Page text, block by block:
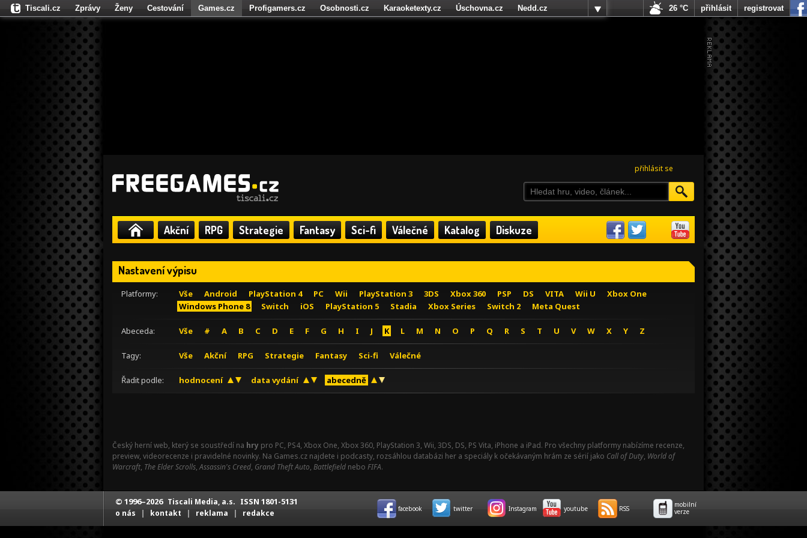
přihlásit se
Akční RPG Strategie Fantasy Sci-fi Válečné Katalog Diskuze
Nastavení výpisu
Platformy: Vše Android PlayStation 4 PC Wii PlayStation 3 3DS Xbox 360 PSP DS VITA Wii U
Xbox One
Windows Phone 8
Switch iOS PlayStation 5 Stadia Xbox Series Switch 2 Meta Quest
Abeceda: Vše # A B C D E F G H I J K L M N O P Q R S T U V W X Y Z
Tagy: Vše Akční RPG Strategie Fantasy Sci-fi Válečné
Řadit podle: hodnocení data vydání abecedně
Český herní web, který se soustředí na hry pro PC, PS4, Xbox One, Xbox 360, PlayStation 3, Wii, 3DS, DS, PS Vita, iPhone a iPad. Pro všechny platformy nabízíme recenze,
preview, videorecenze i pravidelné novinky. Na Games.cz najdete i podcasty, rozsáhlou databázi her a speciály k očekávaným hrám ze sérií jako Call of Duty, World of
Warcraft, The Elder Scrolls,Assassin's Creed, Grand Theft Auto, Battlefield nebo FIFA.
Tiscali.cz Zprávy Ženy Cestování Games.cz Profigamers.cz Osobnosti.cz Karaoketexty.cz Úschovna.cz
Nedd.cz
Fights.cz
26 °C přihlásit registrovat
© 1996–2026 Tiscali Media, a.s. ISSN 1801-5131
o nás | kontakt | reklama | redakce facebook twitter Instagram youtube RSS
mobilní
verze